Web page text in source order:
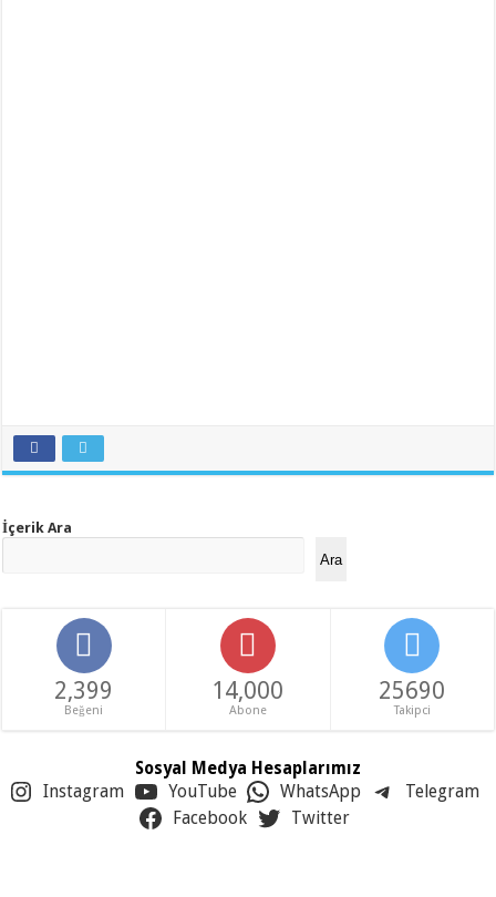
İçerik Ara
Ara
2,399
Beğeni
14,000
Abone
25690
Takipci
Sosyal Medya Hesaplarımız
Instagram YouTube WhatsApp
Telegram
Facebook
Twitter